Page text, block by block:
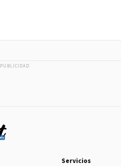
PUBLICIDAD
Servicios